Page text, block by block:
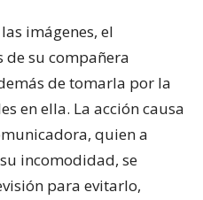
imágenes, el
de su compañera
de tomarla por la
en ella. La acción causa
quien a
incomodidad, se
para evitarlo,